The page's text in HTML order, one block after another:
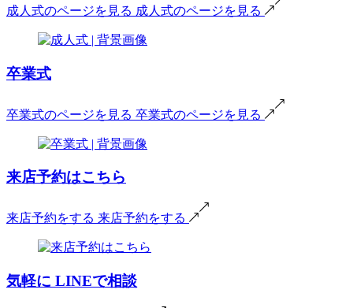
成人式のページを見る 成人式のページを見る
卒業式
卒業式のページを見る 卒業式のページを見る
来店予約はこちら
来店予約をする 来店予約をする
気軽に LINEで相談